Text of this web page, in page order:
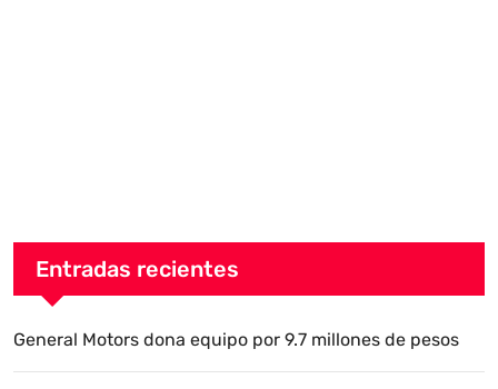
Entradas recientes
General Motors dona equipo por 9.7 millones de pesos